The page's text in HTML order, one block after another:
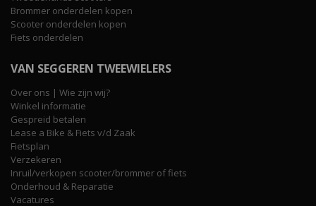
Brommer onderdelen kopen
Scooter onderdelen kopen
Fiets onderdelen
VAN SEGGEREN TWEEWIELERS
Over ons | Wie zijn wij?
Winkel informatie
Gespreid betalen
Lease a Bike & Fiets v/d Zaak
Fietsplan
Verzekeren
Inruil/verkopen scooter/brommer of fiets
Onderhoud & Reparatie
Vacatures